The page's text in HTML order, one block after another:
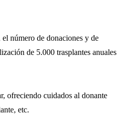
número de donaciones y de
de 5.000 trasplantes anuales
ofreciendo cuidados al donante
etc.